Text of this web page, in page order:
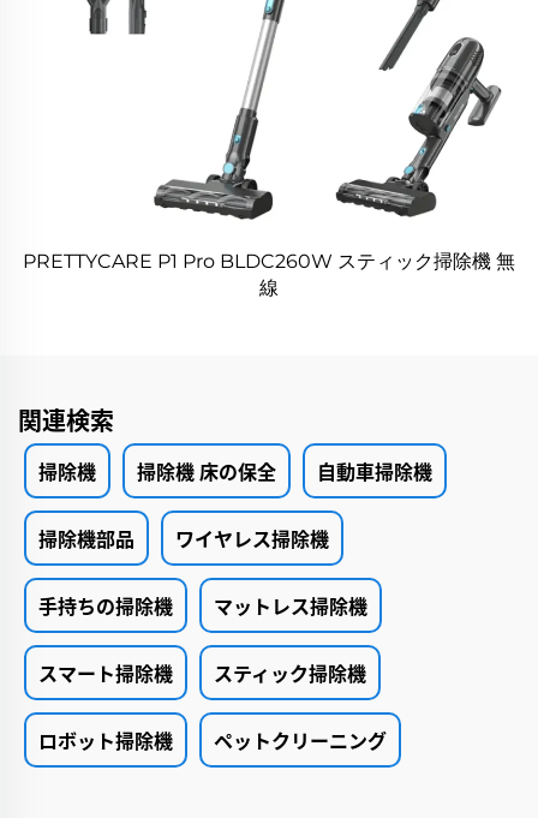
PRETTYCARE P1 Pro BLDC260W スティック掃除機 無
線
関連検索
掃除機 掃除機 床の保全 自動車掃除機
掃除機部品 ワイヤレス掃除機
手持ちの掃除機 マットレス掃除機
スマート掃除機 スティック掃除機
ロボット掃除機 ペットクリーニング